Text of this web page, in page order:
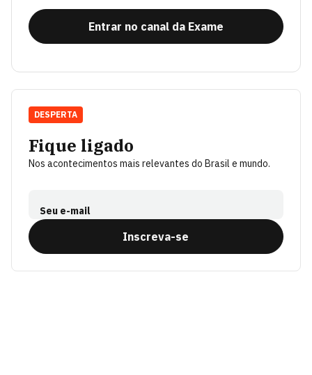
Entrar no canal da Exame
Fique ligado
Nos acontecimentos mais relevantes do Brasil e mundo.
Seu e-mail
Inscreva-se
DESPERTA